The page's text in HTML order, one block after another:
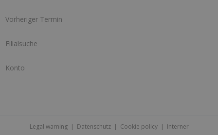
Vorheriger Termin
Filialsuche
Konto
Legal warning| Datenschutz| Cookie policy| Interner